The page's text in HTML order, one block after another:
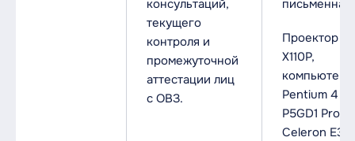
консультаций,
текущего
контроля и
промежуточной
аттестации лиц
с ОВЗ.
письменная.
Проектор
X110P,
Pentium 4
P5GD1 Pro,
Celeron